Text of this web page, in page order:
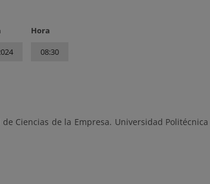
Hora
08:30
Ciencias de la Empresa. Universidad Politécnica